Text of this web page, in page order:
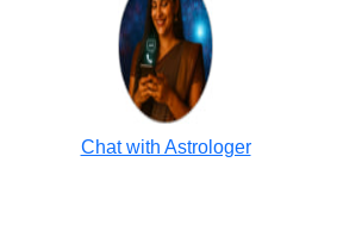
Chat with Astrologer